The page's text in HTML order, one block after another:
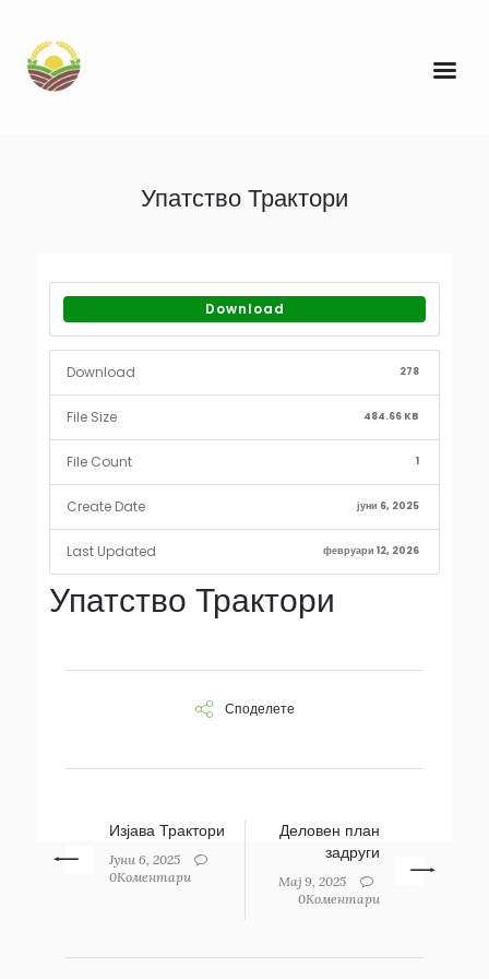
Упатство Трактори
Download
Download 278
File Size 484.66 KB
File Count 1
Create Date јуни 6, 2025
Last Updated февруари 12, 2026
Упатство Трактори
Споделете
Изјава Трактори
Јуни 6, 2025
0Коментари
Деловен план
задруги
Maj 9, 2025
0Коментари